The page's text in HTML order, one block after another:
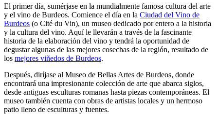
El primer día, sumérjase en la mundialmente famosa cultura del arte
y el vino de Burdeos. Comience el día en la Ciudad del Vino de
Burdeos (o Cité du Vin), un museo dedicado por entero a la historia
y la cultura del vino. Aquí le llevarán a través de la fascinante
historia de la elaboración del vino y tendrá la oportunidad de
degustar algunas de las mejores cosechas de la región, resultado de
los mejores viñedos de Burdeos.
Después, diríjase al Museo de Bellas Artes de Burdeos, donde
encontrará una impresionante colección de arte que abarca siglos,
desde antiguas esculturas romanas hasta piezas contemporáneas. El
museo también cuenta con obras de artistas locales y un hermoso
patio lleno de esculturas y fuentes.